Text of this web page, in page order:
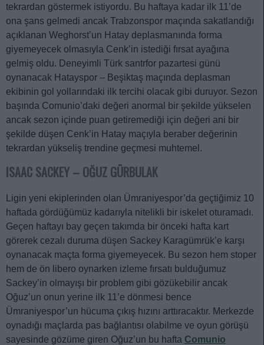
tekrardan göstermek istiyordu. Bu haftaya kadar ilk 11’de
ona şans gelmedi ancak Trabzonspor maçında sakatlandığı
açıklanan Weghorst’un Hatay deplasmanında forma
giyemeyecek olmasıyla Cenk’in istediği fırsat ayağına
gelmiş oldu. Deneyimli Türk santrfor pazartesi günü
oynanacak Hatayspor – Beşiktaş maçında deplasman
ekibinin gol yollarındaki ilk tercihi olacak gibi duruyor. Sezon
başında Comunio’daki değeri anormal bir şekilde yükselen
ancak sezon içinde puan getiremediği için değeri ani bir
şekilde düşen Cenk’in Hatay maçıyla beraber değerinin
tekrardan yükseliş trendine geçmesi muhtemel.
ISAAC SACKEY – OĞUZ GÜRBULAK
Ligin yeni ekiplerinden olan Ümraniyespor’da geçtiğimiz 10
haftada gördüğümüz kadarıyla nitelikli bir iskelet oturamadı.
Geçen haftayı bay geçen takımda bir önceki hafta kart
görerek cezalı duruma düşen Sackey Karagümrük’e karşı
oynanacak maçta forma giyemeyecek. Bu sezon hem stoper
hem de ön libero oynarken izleme fırsatı bulduğumuz
Sackey’in olmayışı bir problem gibi gözükebilir ancak
Oğuz’un onun yerine ilk 11’e dönmesi bence
Ümraniyespor’un hücuma çıkış hızını arttıracaktır. Merkezde
oynadığı maçlarda pas bağlantısı olabilme ve oyun görüşü
sayesinde gözüme giren Oğuz’un bu hafta Comunio